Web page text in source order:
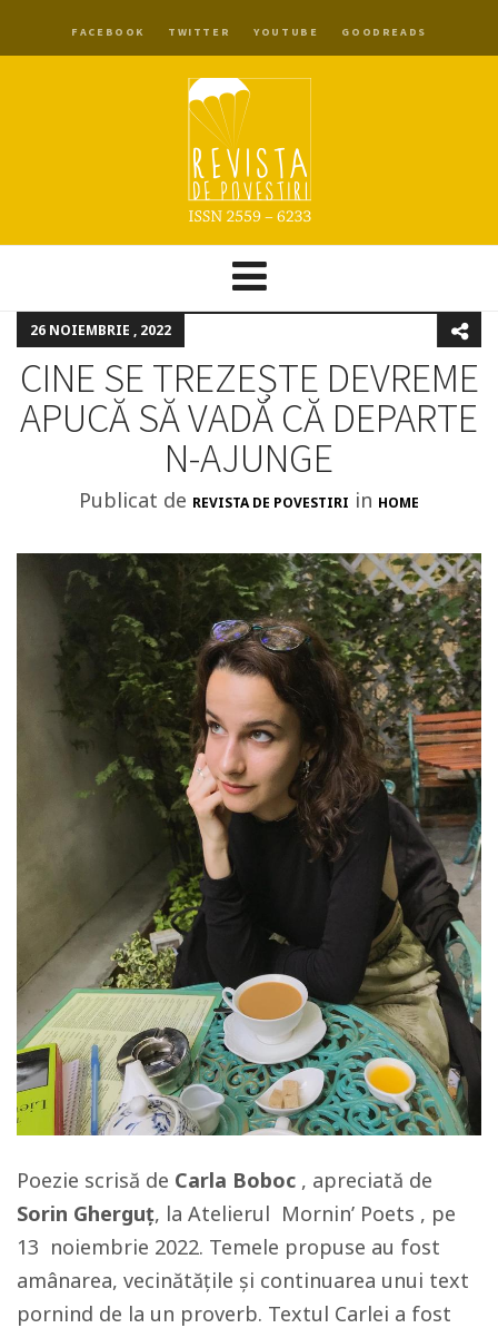
FACEBOOK TWITTER YOUTUBE GOODREADS
26 NOIEMBRIE , 2022
CINE SE TREZEȘTE DEVREME
APUCĂ SĂ VADĂ CĂ DEPARTE
N-AJUNGE
Publicat de REVISTA DE POVESTIRI in HOME
Poezie scrisă de Carla Boboc , apreciată de
Sorin Gherguț, la Atelierul Mornin’ Poets , pe
13 noiembrie 2022. Temele propuse au fost
amânarea, vecinătățile și continuarea unui text
pornind de la un proverb. Textul Carlei a fost